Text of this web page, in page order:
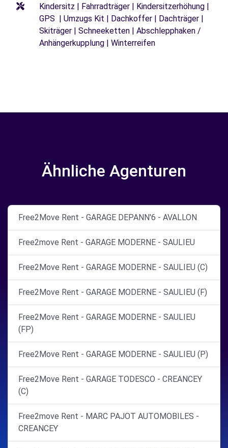
Kindersitz | Fahrradträger | Kindersitzerhöhung |
GPS | Umzugs Kit | Dachkoffer | Dachträger |
Skiträger | Schneeketten | Abschlepphaken /
Anhängerkupplung | Winterreifen
Ähnliche Agenturen
Free2Move Rent - GARAGE DEPANN'6 - AVALLON
Free2move Rent - GARAGE MODERNE - SAULIEU
Free2Move Rent - GARAGE MODERNE - SAULIEU (C)
Free2Move Rent - GARAGE MODERNE - SAULIEU (F)
Free2Move Rent - GARAGE MODERNE - SAULIEU
(FP)
Free2Move Rent - GARAGE MODERNE - SAULIEU (P)
Free2Move Rent - GARAGE TODESCO - CREANCEY
(C)
Free2move Rent - MARC PAJOT AUTOMOBILES -
CREANCEY